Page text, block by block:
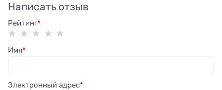
Написать отзыв
Рейтинг
Имя
Электронный адрес